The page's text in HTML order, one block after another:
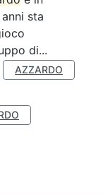
sta
di...
AZZARDO